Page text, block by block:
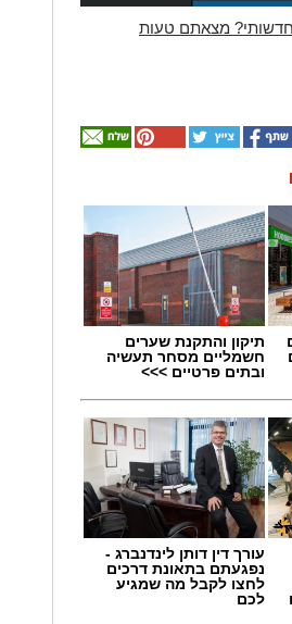
מצאתם טעות
תיקון והתקנת שערים
חשמליים מסחר תעשיה
ובתים פרטיים >>>
עורך דין דותן לינדנברג -
נפגעתם בתאונת דרכים
לחצו לקבל מה שמגיע
לכם